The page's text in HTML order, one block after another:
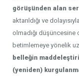
görüşünden alan
aktarıldığı ve
olmadığı düşüncesine
betimlemeye yönelik
belleğin
(yeniden)